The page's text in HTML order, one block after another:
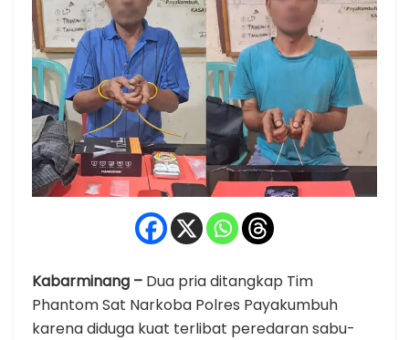
Kabarminang – Dua pria ditangkap Tim
Phantom Sat Narkoba Polres Payakumbuh
karena diduga kuat terlibat peredaran sabu-